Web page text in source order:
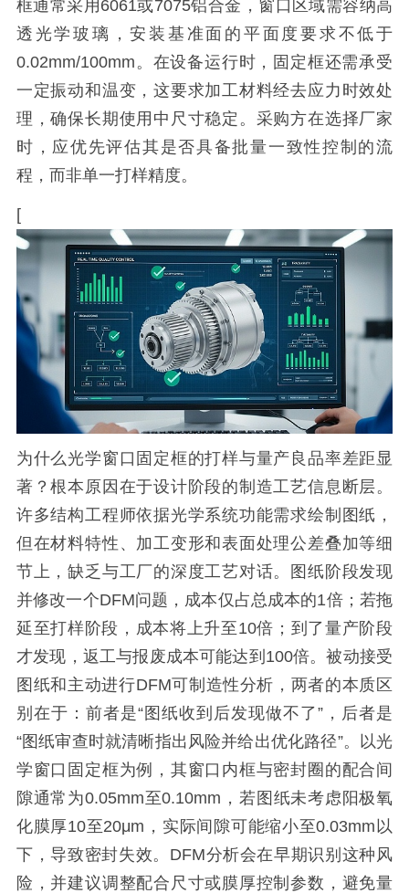
框通常采用6061或7075铝合金，窗口区域需容纳高
透光学玻璃，安装基准面的平面度要求不低于
0.02mm/100mm。在设备运行时，固定框还需承受
一定振动和温变，这要求加工材料经去应力时效处
理，确保长期使用中尺寸稳定。采购方在选择厂家
时，应优先评估其是否具备批量一致性控制的流
程，而非单一打样精度。
[
为什么光学窗口固定框的打样与量产良品率差距显
著？根本原因在于设计阶段的制造工艺信息断层。
许多结构工程师依据光学系统功能需求绘制图纸，
但在材料特性、加工变形和表面处理公差叠加等细
节上，缺乏与工厂的深度工艺对话。图纸阶段发现
并修改一个DFM问题，成本仅占总成本的1倍；若拖
延至打样阶段，成本将上升至10倍；到了量产阶段
才发现，返工与报废成本可能达到100倍。被动接受
图纸和主动进行DFM可制造性分析，两者的本质区
别在于：前者是“图纸收到后发现做不了”，后者是
“图纸审查时就清晰指出风险并给出优化路径”。以光
学窗口固定框为例，其窗口内框与密封圈的配合间
隙通常为0.05mm至0.10mm，若图纸未考虑阳极氧
化膜厚10至20μm，实际间隙可能缩小至0.03mm以
下，导致密封失效。DFM分析会在早期识别这种风
险，并建议调整配合尺寸或膜厚控制参数，避免量